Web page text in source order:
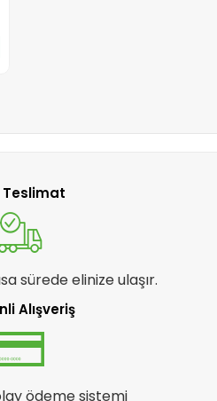
Teslimat
sürede elinize ulaşır.
Alışveriş
ödeme sistemi